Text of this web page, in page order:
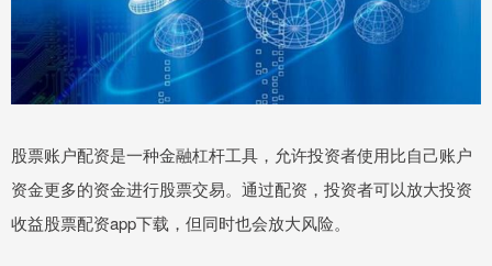
股票账户配资是一种金融杠杆工具，允许投资者使用比自己账户
资金更多的资金进行股票交易。通过配资，投资者可以放大投资
收益股票配资app下载，但同时也会放大风险。